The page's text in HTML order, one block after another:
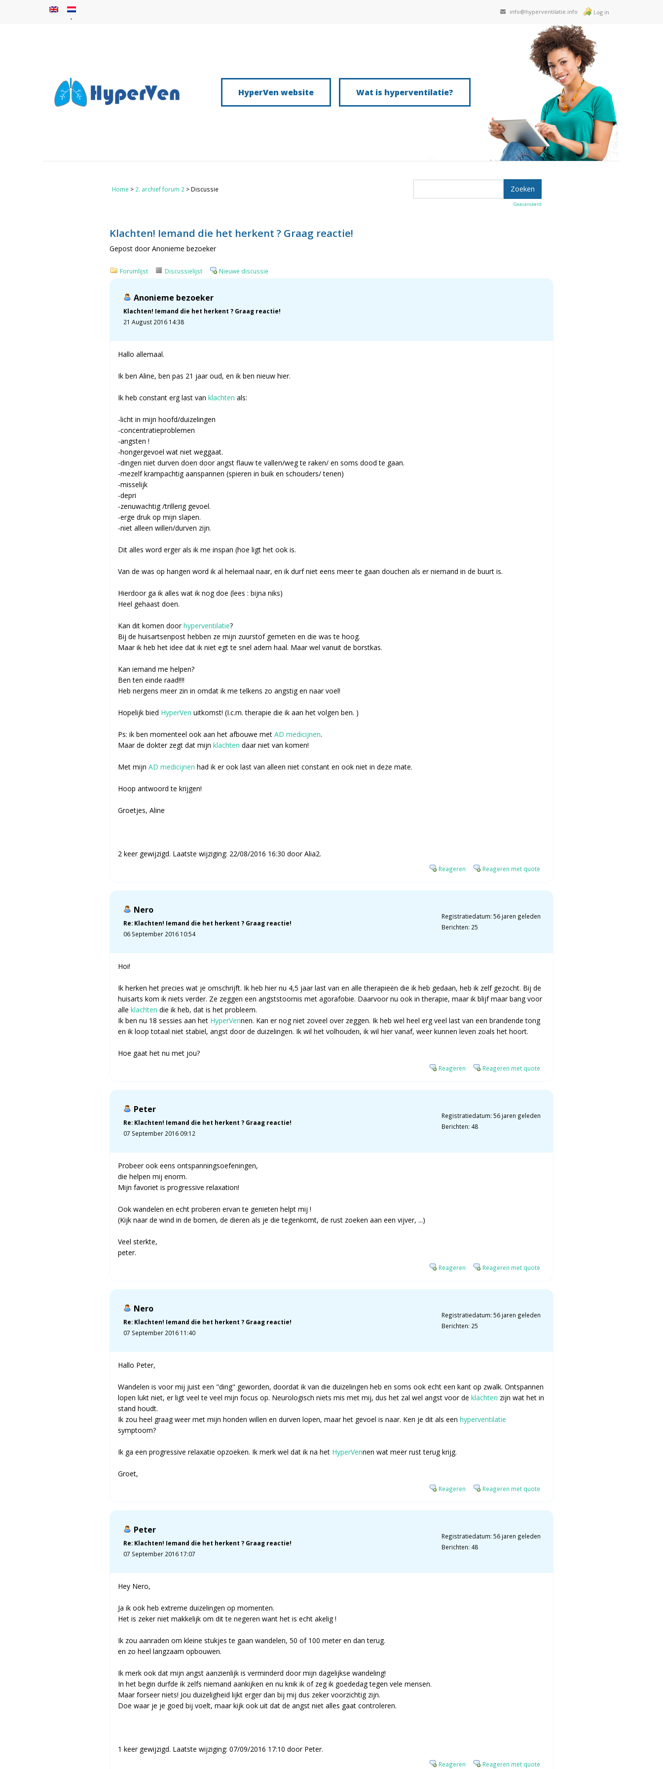
info@hyperventilatie.info Log in
HyperVen website Wat is hyperventilatie?
Home > 2. archief forum 2 > Discussie
Geavanceerd
Klachten! Iemand die het herkent ? Graag reactie!
Gepost door Anonieme bezoeker
Forumlijst Discussielijst Nieuwe discussie
Anonieme bezoeker
Klachten! Iemand die het herkent ? Graag reactie!
21 August 2016 14:38
Hallo allemaal.
Ik ben Aline, ben pas 21 jaar oud, en ik ben nieuw hier.
Ik heb constant erg last van klachten als:
-licht in mijn hoofd/duizelingen
-concentratieproblemen
-angsten !
-hongergevoel wat niet weggaat.
-dingen niet durven doen door angst flauw te vallen/weg te raken/ en soms dood te gaan.
-mezelf krampachtig aanspannen (spieren in buik en schouders/ tenen)
-misselijk
-depri
-zenuwachtig /trillerig gevoel.
-erge druk op mijn slapen.
-niet alleen willen/durven zijn.
Dit alles word erger als ik me inspan (hoe ligt het ook is.
Van de was op hangen word ik al helemaal naar, en ik durf niet eens meer te gaan douchen als er niemand in de buurt is.
Hierdoor ga ik alles wat ik nog doe (lees : bijna niks)
Heel gehaast doen.
Kan dit komen doorhyperventilatie?
Bij de huisartsenpost hebben ze mijn zuurstof gemeten en die was te hoog.
Maar ik heb het idee dat ik niet egt te snel adem haal. Maar wel vanuit de borstkas.
Kan iemand me helpen?
Ben ten einde raad!!!!
Heb nergens meer zin in omdat ik me telkens zo angstig en naar voel!
Hopelijk bied HyperVen uitkomst! (I.c.m. therapie die ik aan het volgen ben. )
Ps: ik ben momenteel ook aan het afbouwe met AD medicijnen.
Maar de dokter zegt dat mijn klachten daar niet van komen!
Met mijn AD medicijnen had ik er ook last van alleen niet constant en ook niet in deze mate.
Hoop antwoord te krijgen!
Groetjes, Aline
2 keer gewijzigd. Laatste wijziging: 22/08/2016 16:30 door Alia2.
Reageren Reageren met quote
Nero
Re: Klachten! Iemand die het herkent ? Graag reactie!
06 September 2016 10:54
Registratiedatum: 56 jaren geleden
Berichten: 25
Hoi!
Ik herken het precies wat je omschrijft. Ik heb hier nu 4,5 jaar last van en alle therapieën die ik heb gedaan, heb ik zelf gezocht. Bij de
huisarts kom ik niets verder. Ze zeggen een angststoornis met agorafobie. Daarvoor nu ook in therapie, maar ik blijf maar bang voor
alle klachten die ik heb, dat is het probleem.
Ik ben nu 18 sessies aan het HyperVennen. Kan er nog niet zoveel over zeggen. Ik heb wel heel erg veel last van een brandende tong
en ik loop totaal niet stabiel, angst door de duizelingen. Ik wil het volhouden, ik wil hier vanaf, weer kunnen leven zoals het hoort.
Hoe gaat het nu met jou?
Reageren Reageren met quote
Peter
Re: Klachten! Iemand die het herkent ? Graag reactie!
07 September 2016 09:12
Registratiedatum: 56 jaren geleden
Berichten: 48
Probeer ook eens ontspanningsoefeningen,
die helpen mij enorm.
Mijn favoriet is progressive relaxation!
Ook wandelen en echt proberen ervan te genieten helpt mij !
(Kijk naar de wind in de bomen, de dieren als je die tegenkomt, de rust zoeken aan een vijver, ...)
Veel sterkte,
peter.
Reageren Reageren met quote
Nero
Re: Klachten! Iemand die het herkent ? Graag reactie!
07 September 2016 11:40
Registratiedatum: 56 jaren geleden
Berichten: 25
Hallo Peter,
Wandelen is voor mij juist een "ding" geworden, doordat ik van die duizelingen heb en soms ook echt een kant op zwalk. Ontspannen
lopen lukt niet, er ligt veel te veel mijn focus op. Neurologisch niets mis met mij, dus het zal wel angst voor de klachten zijn wat het in
stand houdt.
Ik zou heel graag weer met mijn honden willen en durven lopen, maar het gevoel is naar. Ken je dit als een hyperventilatie
symptoom?
Ik ga een progressive relaxatie opzoeken. Ik merk wel dat ik na het HyperVennen wat meer rust terug krijg.
Groet,
Reageren Reageren met quote
Peter
Re: Klachten! Iemand die het herkent ? Graag reactie!
07 September 2016 17:07
Registratiedatum: 56 jaren geleden
Berichten: 48
Hey Nero,
Ja ik ook heb extreme duizelingen op momenten.
Het is zeker niet makkelijk om dit te negeren want het is echt akelig !
Ik zou aanraden om kleine stukjes te gaan wandelen, 50 of 100 meter en dan terug.
en zo heel langzaam opbouwen.
Ik merk ook dat mijn angst aanzienlijk is verminderd door mijn dagelijkse wandeling!
In het begin durfde ik zelfs niemand aankijken en nu knik ik of zeg ik goededag tegen vele mensen.
Maar forseer niets! Jou duizeligheid lijkt erger dan bij mij dus zeker voorzichtig zijn.
Doe waar je je goed bij voelt, maar kijk ook uit dat de angst niet alles gaat controleren.
1 keer gewijzigd. Laatste wijziging: 07/09/2016 17:10 door Peter.
Reageren Reageren met quote